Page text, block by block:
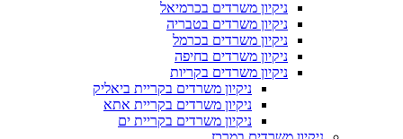
ניקיון משרדים בכרמיאל
ניקיון משרדים בטבריה
ניקיון משרדים בכרמל
ניקיון משרדים בחיפה
ניקיון משרדים בקריות
ניקיון משרדים בקריית ביאליק
ניקיון משרדים בקריית אתא
ניקיון משרדים בקריית ים